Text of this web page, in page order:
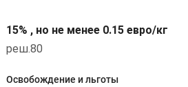
15% , но не менее 0.15 евро/кг
реш.80
Освобождение и льготы